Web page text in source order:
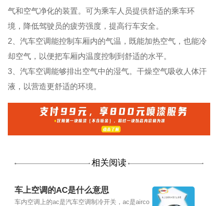
气和空气净化的装置。可为乘车人员提供舒适的乘车环
境，降低驾驶员的疲劳强度，提高行车安全。
2、汽车空调能控制车厢内的气温，既能加热空气，也能冷
却空气，以便把车厢内温度控制到舒适的水平。
3、汽车空调能够排出空气中的湿气。干燥空气吸收人体汗
液，以营造更舒适的环境。
相关阅读
车上空调的AC是什么意思
车内空调上的ac是汽车空调制冷开关，ac是airco